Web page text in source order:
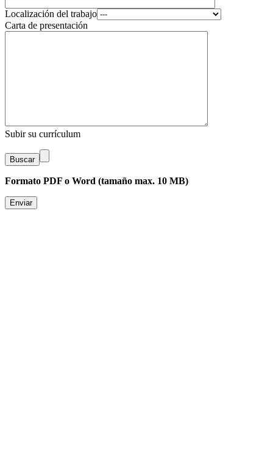
Localización del trabajo
Carta de presentación
Subir su currículum
Buscar
Formato PDF o Word (tamaño max. 10 MB)